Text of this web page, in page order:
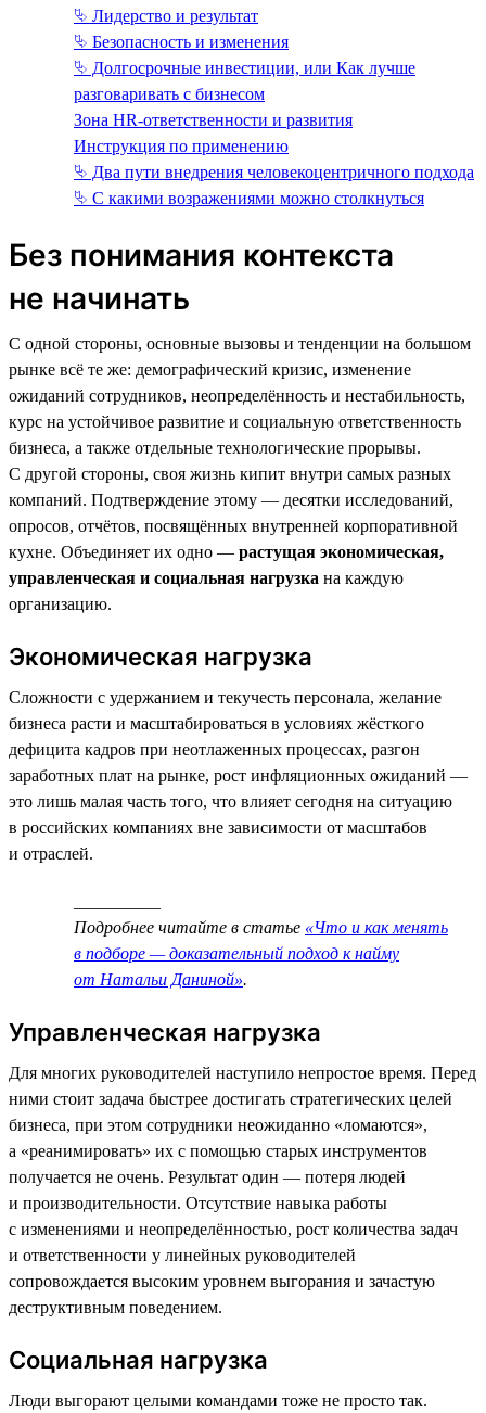
⮱ Лидерство и результат
⮱ Безопасность и изменения
⮱ Долгосрочные инвестиции, или Как лучше
разговаривать с бизнесом
Зона HR-ответственности и развития
Инструкция по применению
⮱ Два пути внедрения человекоцентричного подхода
⮱ С какими возражениями можно столкнуться
Без понимания контекста
не начинать
С одной стороны, основные вызовы и тенденции на большом
рынке всё те же: демографический кризис, изменение
ожиданий сотрудников, неопределённость и нестабильность,
курс на устойчивое развитие и социальную ответственность
бизнеса, а также отдельные технологические прорывы.
С другой стороны, своя жизнь кипит внутри самых разных
компаний. Подтверждение этому — десятки исследований,
опросов, отчётов, посвящённых внутренней корпоративной
кухне. Объединяет их одно — растущая экономическая,
управленческая и социальная нагрузка на каждую
организацию.
Экономическая нагрузка
Сложности с удержанием и текучесть персонала, желание
бизнеса расти и масштабироваться в условиях жёсткого
дефицита кадров при неотлаженных процессах, разгон
заработных плат на рынке, рост инфляционных ожиданий —
это лишь малая часть того, что влияет сегодня на ситуацию
в российских компаниях вне зависимости от масштабов
и отраслей.
Подробнее читайте в статье «Что и как менять
в подборе — доказательный подход к найму
от Натальи Даниной».
Управленческая нагрузка
Для многих руководителей наступило непростое время. Перед
ними стоит задача быстрее достигать стратегических целей
бизнеса, при этом сотрудники неожиданно «ломаются»,
а «реанимировать» их с помощью старых инструментов
получается не очень. Результат один — потеря людей
и производительности. Отсутствие навыка работы
с изменениями и неопределённостью, рост количества задач
и ответственности у линейных руководителей
сопровождается высоким уровнем выгорания и зачастую
деструктивным поведением.
Социальная нагрузка
Люди выгорают целыми командами тоже не просто так.